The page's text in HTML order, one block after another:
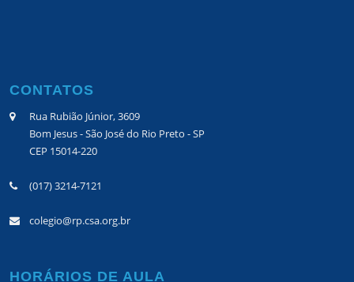
CONTATOS
Rua Rubião Júnior, 3609
Bom Jesus - São José do Rio Preto - SP
CEP 15014-220
(017) 3214-7121
colegio@rp.csa.org.br
HORÁRIOS DE AULA